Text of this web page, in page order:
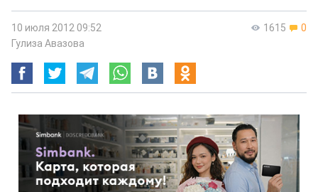
1615 0
10 июля 2012 09:52
Гулиза Авазова